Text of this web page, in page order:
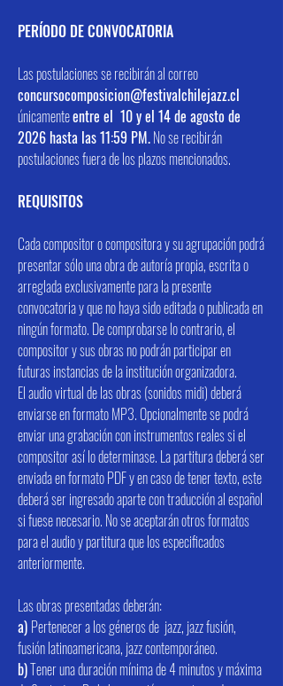
PERÍODO DE CONVOCATORIA
Las postulaciones se recibirán al correo
concursocomposicion@festivalchilejazz.cl
únicamenteentre el 10 y el 14 de agosto de
2026 hasta las 11:59 PM.No se recibirán
postulaciones fuera de los plazos mencionados.
REQUISITOS
Cada compositor o compositora y su agrupación podrá
presentar sólo una obra de autoría propia, escrita o
arreglada exclusivamente para la presente
convocatoria y que no haya sido editada o publicada en
ningún formato. De comprobarse lo contrario, el
compositor y sus obras no podrán participar en
futuras instancias de la institución organizadora.
El audio virtual de las obras (sonidos midi) deberá
enviarse en formato MP3. Opcionalmente se podrá
enviar una grabación con instrumentos reales si el
compositor así lo determinase. La partitura deberá ser
enviada en formato PDF y en caso de tener texto, este
deberá ser ingresado aparte con traducción al español
si fuese necesario. No se aceptarán otros formatos
para el audio y partitura que los especificados
anteriormente.
Las obras presentadas deberán:
a) Pertenecer a los géneros de jazz, jazz fusión,
fusión latinoamericana, jazz contemporáneo.
b)Tener una duración mínima de 4 minutos y máxima